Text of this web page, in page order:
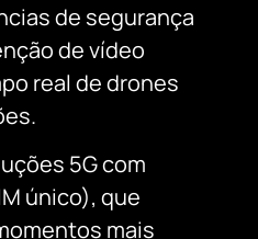
de segurança
de vídeo
real de drones
5G com
único), que
mais